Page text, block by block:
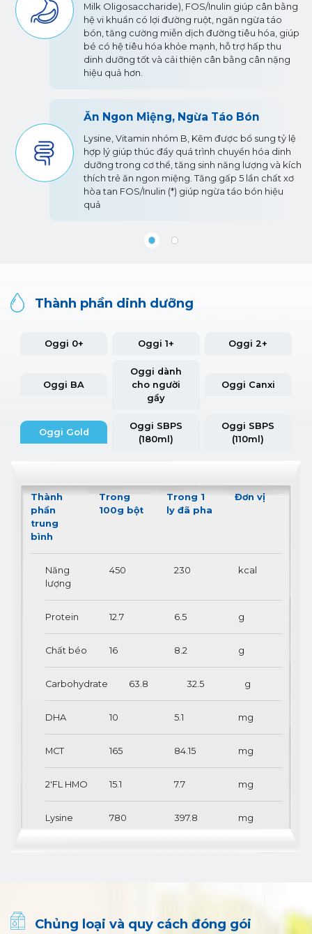
Milk Oligosaccharide), FOS/Inulin giúp cân bằng
hệ vi khuẩn có lợi đường ruột, ngăn ngừa táo
bón, tăng cường miễn dịch đường tiêu hóa, giúp
bé có hệ tiêu hóa khỏe mạnh, hỗ trợ hấp thu
dinh dưỡng tốt và cải thiện cân bằng cân nặng
hiệu quả hơn.
Ăn Ngon Miệng, Ngừa Táo Bón
Lysine, Vitamin nhóm B, Kẽm được bổ sung tỷ lệ
hợp lý giúp thúc đẩy quá trình chuyển hóa dinh
dưỡng trong cơ thể, tăng sinh năng lượng và kích
thích trẻ ăn ngon miệng. Tăng gấp 5 lần chất xơ
hòa tan FOS/Inulin (*) giúp ngừa táo bón hiệu
quả
Thành phần dinh dưỡng
Thành
phần
trung
bình
Trong
100g bột
Trong 1
ly đã pha
Đơn vị
Năng
lượng
450 230 kcal
Protein 12.7 6.5 g
Chất béo 16 8.2 g
Carbohydrate 63.8 32.5 g
DHA 10 5.1 mg
MCT 165 84.15 mg
2'FL HMO 15.1 7.7 mg
Lysine 780 397.8 mg
Inositol 12.8 6.53 mg
Oggi 0+ Oggi 1+ Oggi 2+
Oggi BA
Oggi dành
cho người
gầy
Oggi Canxi
Oggi Gold
Oggi SBPS
(180ml)
Oggi SBPS
(110ml)
Chủng loại và quy cách đóng gói